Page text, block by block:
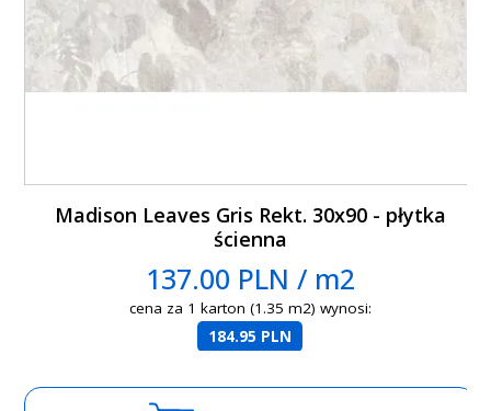
Madison Leaves Gris Rekt. 30x90 - płytka
ścienna
137.00 PLN / m2
cena za 1 karton (1.35 m2) wynosi:
184.95 PLN